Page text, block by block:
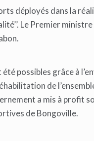
déployés dans la
Le Premier
possibles grâce à
de
a mis à profit
de Bongoville.